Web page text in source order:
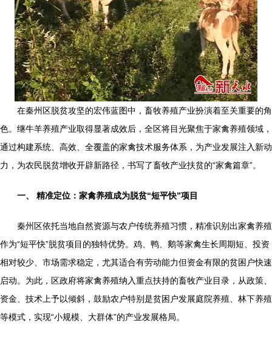
在秦州区脱贫攻坚的宏伟蓝图中，畜牧养殖产业扮演着至关重要的角
色。继牛羊养殖产业取得显著成效后，全区将目光聚焦于家禽养殖领域，
通过构建系统、高效、全覆盖的家禽技术服务体系，为产业发展注入新动
力，为农民脱贫增收开辟新路径，书写了畜牧产业扶贫的“家禽篇章”。
一、 精准定位：家禽养殖成为脱贫“短平快”项目
秦州区依托当地自然资源与农户传统养殖习惯，精准识别出家禽养殖
作为“短平快”脱贫项目的独特优势。鸡、鸭、鹅等家禽生长周期短、投资
相对较少、市场需求稳定，尤其适合有劳动能力但资金有限的贫困户快速
启动。为此，区政府将家禽养殖纳入重点扶持的畜牧产业目录，从政策、
资金、技术上予以倾斜，鼓励农户特别是贫困户发展庭院养殖、林下养殖
等模式，实现“小规模、大群体”的产业发展格局。